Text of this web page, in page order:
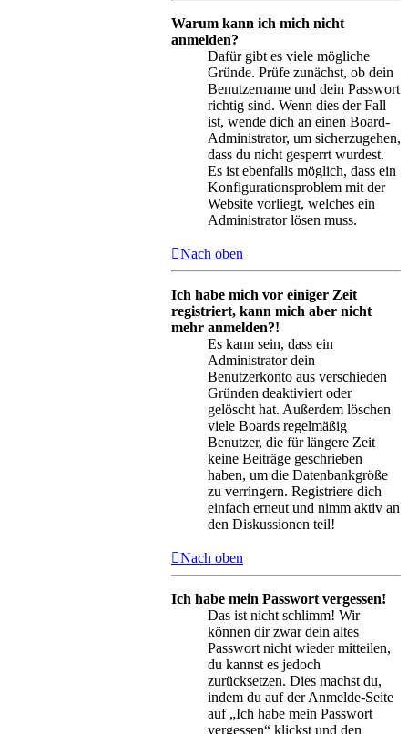
Warum kann ich mich nicht
anmelden?
Dafür gibt es viele mögliche
Gründe. Prüfe zunächst, ob dein
Benutzername und dein Passwort
richtig sind. Wenn dies der Fall
ist, wende dich an einen Board-
Administrator, um sicherzugehen,
dass du nicht gesperrt wurdest.
Es ist ebenfalls möglich, dass ein
Konfigurationsproblem mit der
Website vorliegt, welches ein
Administrator lösen muss.
Nach oben
Ich habe mich vor einiger Zeit
registriert, kann mich aber nicht
mehr anmelden?!
Es kann sein, dass ein
Administrator dein
Benutzerkonto aus verschieden
Gründen deaktiviert oder
gelöscht hat. Außerdem löschen
viele Boards regelmäßig
Benutzer, die für längere Zeit
keine Beiträge geschrieben
haben, um die Datenbankgröße
zu verringern. Registriere dich
einfach erneut und nimm aktiv an
den Diskussionen teil!
Nach oben
Ich habe mein Passwort vergessen!
Das ist nicht schlimm! Wir
können dir zwar dein altes
Passwort nicht wieder mitteilen,
du kannst es jedoch
zurücksetzen. Dies machst du,
indem du auf der Anmelde-Seite
auf „Ich habe mein Passwort
vergessen“ klickst und den